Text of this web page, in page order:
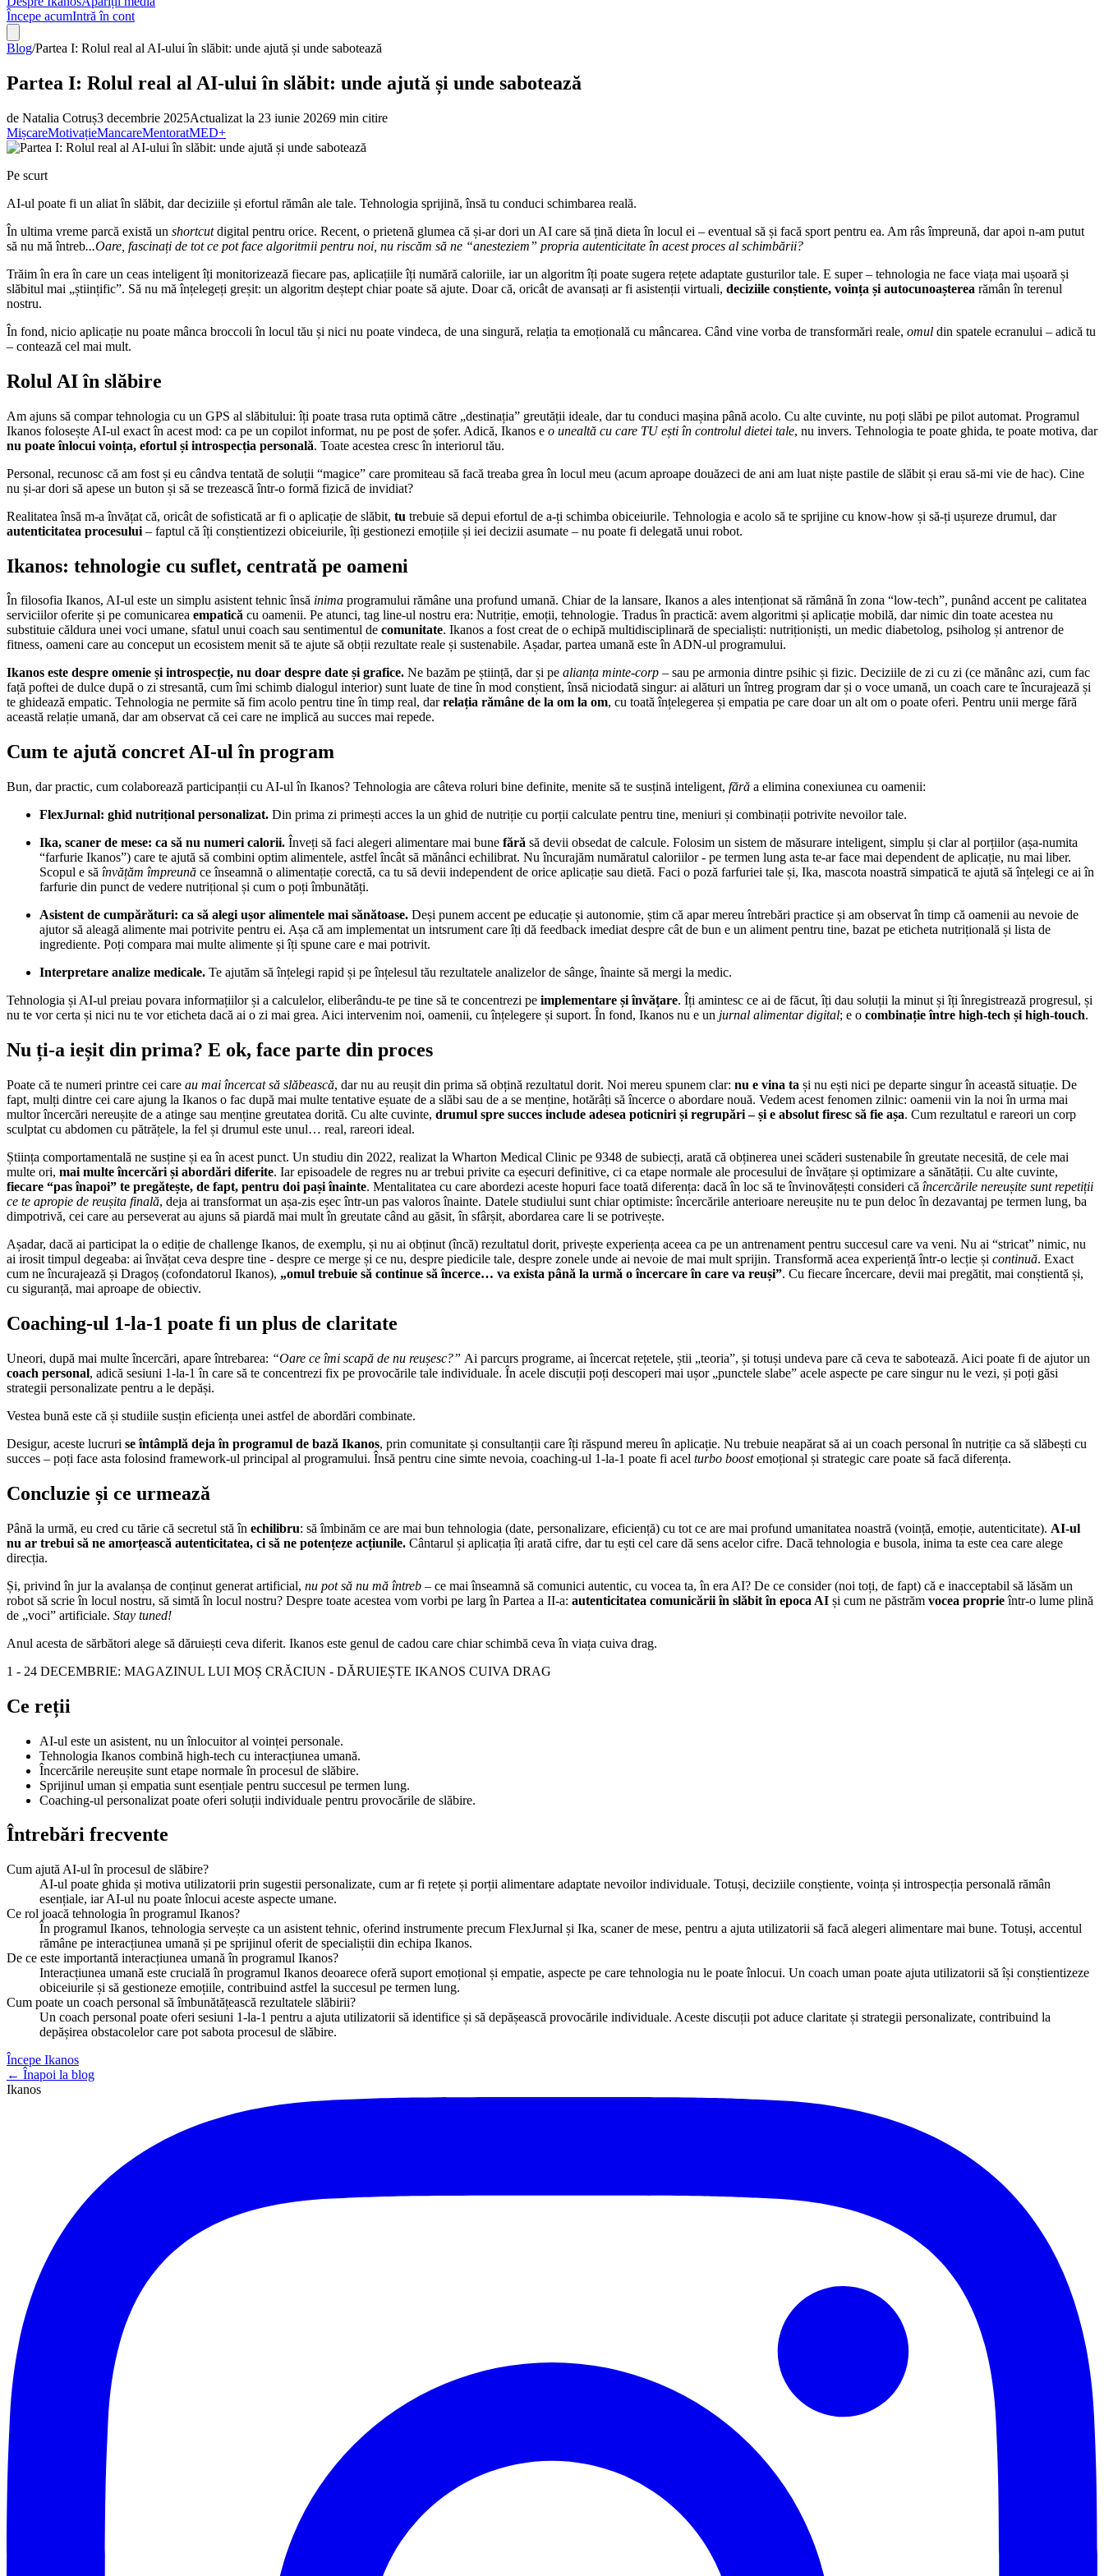
Începe acumIntră în cont
Blog/Partea I: Rolul real al AI-ului în slăbit: unde ajută și unde sabotează
Partea I: Rolul real al AI-ului în slăbit: unde ajută și unde sabotează
de Natalia Cotruș3 decembrie 2025Actualizat la 23 iunie 20269 min citire
MișcareMotivațieMancareMentoratMED+
Pe scurt
AI-ul poate fi un aliat în slăbit, dar deciziile și efortul rămân ale tale. Tehnologia sprijină, însă tu conduci schimbarea reală.
În ultima vreme parcă există un shortcutdigital pentru orice. Recent, o prietenă glumea că și-ar dori un AI care să țină dieta în locul ei – eventual să și facă sport pentru ea. Am râs împreună, dar apoi n-am putut
să nu mă întreb...Oare, fascinați de tot ce pot face algoritmii pentru noi, nu riscăm să ne “anesteziem” propria autenticitate în acest proces al schimbării?
Trăim în era în care un ceas inteligent îți monitorizează fiecare pas, aplicațiile îți numără caloriile, iar un algoritm îți poate sugera rețete adaptate gusturilor tale. E super – tehnologia ne face viața mai ușoară și
slăbitul mai „științific”. Să nu mă înțelegeți greșit: un algoritm deștept chiar poate să ajute. Doar că, oricât de avansați ar fi asistenții virtuali, deciziile conștiente, voința și autocunoașterea rămân în terenul
nostru.
În fond, nicio aplicație nu poate mânca broccoli în locul tău și nici nu poate vindeca, de una singură, relația ta emoțională cu mâncarea. Când vine vorba de transformări reale, omul din spatele ecranului – adică tu
– contează cel mai mult.
Rolul AI în slăbire
Am ajuns să compar tehnologia cu un GPS al slăbitului: îți poate trasa ruta optimă către „destinația” greutății ideale, dar tu conduci mașina până acolo. Cu alte cuvinte, nu poți slăbi pe pilot automat. Programul
Ikanos folosește AI-ul exact în acest mod: ca pe un copilot informat, nu pe post de șofer. Adică, Ikanos e o unealtă cu care TU ești în controlul dietei tale, nu invers. Tehnologia te poate ghida, te poate motiva, dar
nu poate înlocui voința, efortul și introspecția personală. Toate acestea cresc în interiorul tău.
Personal, recunosc că am fost și eu cândva tentată de soluții “magice” care promiteau să facă treaba grea în locul meu (acum aproape douăzeci de ani am luat niște pastile de slăbit și erau să-mi vie de hac). Cine
nu și-ar dori să apese un buton și să se trezească într-o formă fizică de invidiat?
Realitatea însă m-a învățat că, oricât de sofisticată ar fi o aplicație de slăbit, tu trebuie să depui efortul de a-ți schimba obiceiurile. Tehnologia e acolo să te sprijine cu know-how și să-ți ușureze drumul, dar
autenticitatea procesului – faptul că îți conștientizezi obiceiurile, îți gestionezi emoțiile și iei decizii asumate – nu poate fi delegată unui robot.
Ikanos: tehnologie cu suflet, centrată pe oameni
În filosofia Ikanos, AI-ul este un simplu asistent tehnic însă inima programului rămâne una profund umană. Chiar de la lansare, Ikanos a ales intenționat să rămână în zona “low-tech”, punând accent pe calitatea
serviciilor oferite și pe comunicarea empatică cu oamenii. Pe atunci, tag line-ul nostru era: Nutriție, emoții, tehnologie. Tradus în practică: avem algoritmi și aplicație mobilă, dar nimic din toate acestea nu
substituie căldura unei voci umane, sfatul unui coach sau sentimentul de comunitate. Ikanos a fost creat de o echipă multidisciplinară de specialiști: nutriționiști, un medic diabetolog, psiholog și antrenor de
fitness, oameni care au conceput un ecosistem menit să te ajute să obții rezultate reale și sustenabile. Așadar, partea umană este în ADN-ul programului.
Ikanos este despre omenie și introspecție, nu doar despre date și grafice. Ne bazăm pe știință, dar și pe alianța minte-corp – sau pe armonia dintre psihic și fizic. Deciziile de zi cu zi (ce mănânc azi, cum fac
față poftei de dulce după o zi stresantă, cum îmi schimb dialogul interior) sunt luate de tine în mod conștient, însă niciodată singur: ai alături un întreg program dar și o voce umană, un coach care te încurajează și
te ghidează empatic. Tehnologia ne permite să fim acolo pentru tine în timp real, darrelația rămâne de la om la om, cu toată înțelegerea și empatia pe care doar un alt om o poate oferi. Pentru unii merge fără
această relație umană, dar am observat că cei care ne implică au succes mai repede.
Cum te ajută concret AI-ul în program
Bun, dar practic, cum colaborează participanții cu AI-ul în Ikanos? Tehnologia are câteva roluri bine definite, menite să te susțină inteligent, fără a elimina conexiunea cu oamenii:
FlexJurnal: ghid nutrițional personalizat. Din prima zi primești acces la un ghid de nutriție cu porții calculate pentru tine, meniuri și combinații potrivite nevoilor tale.
Ika, scaner de mese: ca să nu numeri calorii. Înveți să faci alegeri alimentare mai bune fără să devii obsedat de calcule. Folosim un sistem de măsurare inteligent, simplu și clar al porțiilor (așa-numita
“farfurie Ikanos”) care te ajută să combini optim alimentele, astfel încât să mănânci echilibrat. Nu încurajăm număratul caloriilor - pe termen lung asta te-ar face mai dependent de aplicație, nu mai liber.
Scopul e să învățăm împreună ce înseamnă o alimentație corectă, ca tu să devii independent de orice aplicație sau dietă. Faci o poză farfuriei tale și, Ika, mascota noastră simpatică te ajută să înțelegi ce ai în
farfurie din punct de vedere nutrițional și cum o poți îmbunătăți.
Asistent de cumpărături: ca să alegi ușor alimentele mai sănătoase. Deși punem accent pe educație și autonomie, știm că apar mereu întrebări practice și am observat în timp că oamenii au nevoie de
ajutor să aleagă alimente mai potrivite pentru ei. Așa că am implementat un intsrument care îți dă feedback imediat despre cât de bun e un aliment pentru tine, bazat pe eticheta nutrițională și lista de
ingrediente. Poți compara mai multe alimente și îți spune care e mai potrivit.
Interpretare analize medicale. Te ajutăm să înțelegi rapid și pe înțelesul tău rezultatele analizelor de sânge, înainte să mergi la medic.
Tehnologia și AI-ul preiau povara informațiilor și a calculelor, eliberându-te pe tine să te concentrezi pe implementare și învățare. Îți amintesc ce ai de făcut, îți dau soluții la minut și îți înregistrează progresul, și
nu te vor certa și nici nu te vor eticheta dacă ai o zi mai grea. Aici intervenim noi, oamenii, cu înțelegere și suport. În fond, Ikanos nu e un jurnal alimentar digital; e o combinație între high-tech și high-touch.
Nu ți-a ieșit din prima? E ok, face parte din proces
Poate că te numeri printre cei care au mai încercat să slăbească, dar nu au reușit din prima să obțină rezultatul dorit. Noi mereu spunem clar: nu e vina ta și nu ești nici pe departe singur în această situație. De
fapt, mulți dintre cei care ajung la Ikanos o fac după mai multe tentative eșuate de a slăbi sau de a se menține, hotărâți să încerce o abordare nouă. Vedem acest fenomen zilnic: oamenii vin la noi în urma mai
multor încercări nereușite de a atinge sau menține greutatea dorită. Cu alte cuvinte, drumul spre succes include adesea poticniri și regrupări – și e absolut firesc să fie așa. Cum rezultatul e rareori un corp
sculptat cu abdomen cu pătrățele, la fel și drumul este unul… real, rareori ideal.
Știința comportamentală ne susține și ea în acest punct. Un studiu din 2022, realizat la Wharton Medical Clinic pe 9348 de subiecți, arată că obținerea unei scăderi sustenabile în greutate necesită, de cele mai
multe ori, mai multe încercări și abordări diferite. Iar episoadele de regres nu ar trebui privite ca eșecuri definitive, ci ca etape normale ale procesului de învățare și optimizare a sănătății. Cu alte cuvinte,
fiecare “pas înapoi” te pregătește, de fapt, pentru doi pași înainte. Mentalitatea cu care abordezi aceste hopuri face toată diferența: dacă în loc să te învinovățești consideri că încercările nereușite sunt repetiții
ce te apropie de reușita finală, deja ai transformat un așa-zis eșec într-un pas valoros înainte. Datele studiului sunt chiar optimiste: încercările anterioare nereușite nu te pun deloc în dezavantaj pe termen lung, ba
dimpotrivă, cei care au perseverat au ajuns să piardă mai mult în greutate când au găsit, în sfârșit, abordarea care li se potrivește.
Așadar, dacă ai participat la o ediție de challenge Ikanos, de exemplu, și nu ai obținut (încă) rezultatul dorit, privește experiența aceea ca pe un antrenament pentru succesul care va veni. Nu ai “stricat” nimic, nu
ai irosit timpul degeaba: ai învățat ceva despre tine - despre ce merge și ce nu, despre piedicile tale, despre zonele unde ai nevoie de mai mult sprijin. Transformă acea experiență într-o lecție și continuă. Exact
cum ne încurajează și Dragoș (cofondatorul Ikanos), „omul trebuie să continue să încerce… va exista până la urmă o încercare în care va reuși”. Cu fiecare încercare, devii mai pregătit, mai conștientă și,
cu siguranță, mai aproape de obiectiv.
Coaching-ul 1-la-1 poate fi un plus de claritate
Uneori, după mai multe încercări, apare întrebarea: “Oare ce îmi scapă de nu reușesc?” Ai parcurs programe, ai încercat rețetele, știi „teoria”, și totuși undeva pare că ceva te sabotează. Aici poate fi de ajutor un
coach personal, adică sesiuni 1-la-1 în care să te concentrezi fix pe provocările tale individuale. În acele discuții poți descoperi mai ușor „punctele slabe” acele aspecte pe care singur nu le vezi, și poți găsi
strategii personalizate pentru a le depăși.
Vestea bună este că și studiile susțin eficiența unei astfel de abordări combinate.
Desigur, aceste lucruri se întâmplă deja în programul de bază Ikanos, prin comunitate și consultanții care îți răspund mereu în aplicație. Nu trebuie neapărat să ai un coach personal în nutriție ca să slăbești cu
succes – poți face asta folosind framework-ul principal al programului. Însă pentru cine simte nevoia, coaching-ul 1-la-1 poate fi acel turbo boostemoțional și strategic care poate să facă diferența.
Concluzie și ce urmează
Până la urmă, eu cred cu tărie că secretul stă în echilibru: să îmbinăm ce are mai bun tehnologia (date, personalizare, eficiență) cu tot ce are mai profund umanitatea noastră (voință, emoție, autenticitate). AI-ul
nu ar trebui să ne amorțească autenticitatea, ci să ne potențeze acțiunile. Cântarul și aplicația îți arată cifre, dar tu ești cel care dă sens acelor cifre. Dacă tehnologia e busola, inima ta este cea care alege
direcția.
Și, privind în jur la avalanșa de conținut generat artificial, nu pot să nu mă întreb – ce mai înseamnă să comunici autentic, cu vocea ta, în era AI? De ce consider (noi toți, de fapt) că e inacceptabil să lăsăm un
robot să scrie în locul nostru, să simtă în locul nostru? Despre toate acestea vom vorbi pe larg în Partea a II-a: autenticitatea comunicării în slăbit în epoca AI și cum ne păstrăm vocea proprieîntr-o lume plină
de „voci” artificiale. Stay tuned!
Anul acesta de sărbători alege să dăruiești ceva diferit. Ikanos este genul de cadou care chiar schimbă ceva în viața cuiva drag.
1 - 24 DECEMBRIE: MAGAZINUL LUI MOȘ CRĂCIUN - DĂRUIEȘTE IKANOS CUIVA DRAG
Ce reții
AI-ul este un asistent, nu un înlocuitor al voinței personale.
Tehnologia Ikanos combină high-tech cu interacțiunea umană.
Încercările nereușite sunt etape normale în procesul de slăbire.
Sprijinul uman și empatia sunt esențiale pentru succesul pe termen lung.
Coaching-ul personalizat poate oferi soluții individuale pentru provocările de slăbire.
Întrebări frecvente
Cum ajută AI-ul în procesul de slăbire?
AI-ul poate ghida și motiva utilizatorii prin sugestii personalizate, cum ar fi rețete și porții alimentare adaptate nevoilor individuale. Totuși, deciziile conștiente, voința și introspecția personală rămân
esențiale, iar AI-ul nu poate înlocui aceste aspecte umane.
Ce rol joacă tehnologia în programul Ikanos?
În programul Ikanos, tehnologia servește ca un asistent tehnic, oferind instrumente precum FlexJurnal și Ika, scaner de mese, pentru a ajuta utilizatorii să facă alegeri alimentare mai bune. Totuși, accentul
rămâne pe interacțiunea umană și pe sprijinul oferit de specialiștii din echipa Ikanos.
De ce este importantă interacțiunea umană în programul Ikanos?
Interacțiunea umană este crucială în programul Ikanos deoarece oferă suport emoțional și empatie, aspecte pe care tehnologia nu le poate înlocui. Un coach uman poate ajuta utilizatorii să își conștientizeze
obiceiurile și să gestioneze emoțiile, contribuind astfel la succesul pe termen lung.
Cum poate un coach personal să îmbunătățească rezultatele slăbirii?
Un coach personal poate oferi sesiuni 1-la-1 pentru a ajuta utilizatorii să identifice și să depășească provocările individuale. Aceste discuții pot aduce claritate și strategii personalizate, contribuind la
depășirea obstacolelor care pot sabota procesul de slăbire.
Începe Ikanos
← Înapoi la blog
Ikanos